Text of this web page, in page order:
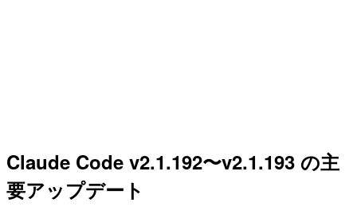
Claude Code v2.1.192〜v2.1.193 の主
要アップデート